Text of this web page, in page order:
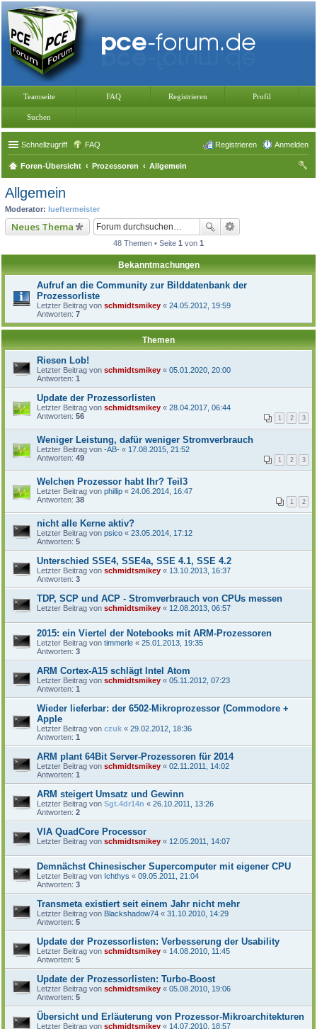
Teamseite FAQ Registrieren Profil
Suchen
Schnellzugriff FAQ Anmelden
Registrieren
Foren-Übersicht Prozessoren
Allgemein
Allgemein
Moderator: lueftermeister
Neues Thema
48 Themen • Seite 1 von 1
Bekanntmachungen
Aufruf an die Community zur Bilddatenbank der
Prozessorliste
Letzter Beitrag von schmidtsmikey « 24.05.2012, 19:59
Antworten: 7
Themen
Riesen Lob!
Letzter Beitrag von schmidtsmikey « 05.01.2020, 20:00
Antworten: 1
Update der Prozessorlisten
Letzter Beitrag von schmidtsmikey « 28.04.2017, 06:44
Antworten: 56 1 2 3
Weniger Leistung, dafür weniger Stromverbrauch
Letzter Beitrag von -AB- « 17.08.2015, 21:52
Antworten: 49 1 2 3
Welchen Prozessor habt Ihr? Teil3
Letzter Beitrag von phillip « 24.06.2014, 16:47
Antworten: 38 1 2
nicht alle Kerne aktiv?
Letzter Beitrag von psico « 23.05.2014, 17:12
Antworten: 5
Unterschied SSE4, SSE4a, SSE 4.1, SSE 4.2
Letzter Beitrag von schmidtsmikey « 13.10.2013, 16:37
Antworten: 3
TDP, SCP und ACP - Stromverbrauch von CPUs messen
Letzter Beitrag von schmidtsmikey « 12.08.2013, 06:57
2015: ein Viertel der Notebooks mit ARM-Prozessoren
Letzter Beitrag von timmerle « 25.01.2013, 19:35
Antworten: 3
ARM Cortex-A15 schlägt Intel Atom
Letzter Beitrag von schmidtsmikey « 05.11.2012, 07:23
Antworten: 1
Wieder lieferbar: der 6502-Mikroprozessor (Commodore +
Apple
Letzter Beitrag von czuk « 29.02.2012, 18:36
Antworten: 1
ARM plant 64Bit Server-Prozessoren für 2014
Letzter Beitrag von schmidtsmikey « 02.11.2011, 14:02
Antworten: 1
ARM steigert Umsatz und Gewinn
Letzter Beitrag von Sgt.4dr14n « 26.10.2011, 13:26
Antworten: 2
VIA QuadCore Processor
Letzter Beitrag von schmidtsmikey « 12.05.2011, 14:07
Demnächst Chinesischer Supercomputer mit eigener CPU
Letzter Beitrag von Ichthys « 09.05.2011, 21:04
Antworten: 3
Transmeta existiert seit einem Jahr nicht mehr
Letzter Beitrag von Blackshadow74 « 31.10.2010, 14:29
Antworten: 5
Update der Prozessorlisten: Verbesserung der Usability
Letzter Beitrag von schmidtsmikey « 14.08.2010, 11:45
Antworten: 5
Update der Prozessorlisten: Turbo-Boost
Letzter Beitrag von schmidtsmikey « 05.08.2010, 19:06
Antworten: 5
Übersicht und Erläuterung von Prozessor-Mikroarchitekturen
Letzter Beitrag von schmidtsmikey « 14.07.2010, 18:57